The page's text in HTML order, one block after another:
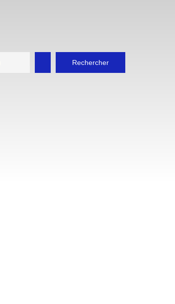
Rechercher